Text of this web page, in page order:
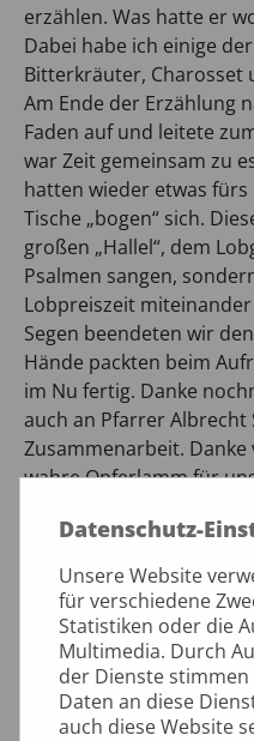
erzählen. Was hatte er
Dabei habe ich einige
Bitterkräuter, Charosset
Am Ende der Erzählung
Faden auf und leitete
war Zeit gemeinsam zu
hatten wieder etwas
Tische „bogen“ sich.
großen „Hallel“, dem
Psalmen sangen,
Lobpreiszeit
Segen beendeten wir
Hände packten beim
im Nu fertig. Danke
auch an Pfarrer Albrecht
Zusammenarbeit. Danke
wahre Opferlamm für
Kerstin Kluge
Herzliche Einladung
am Gründonnerstag
im Gemeindehaus der
Scharnhorststr. 29
Liebe Gemeinde und
Datenschutz-
Unsere Website
für verschiedene
Statistiken oder die
Multimedia. Durch
der Dienste
Daten an diese
auch diese Website